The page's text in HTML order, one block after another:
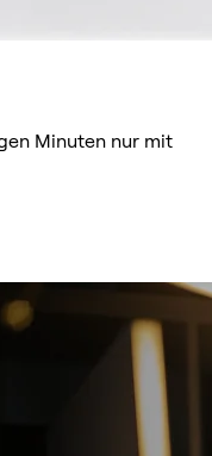
Minuten nur mit